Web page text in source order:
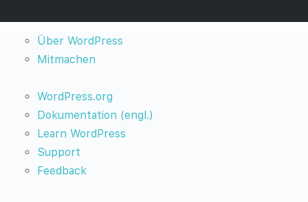
Über
WordPress
Über WordPress
Mitmachen
WordPress.org
Dokumentation (engl.)
Learn WordPress
Support
Feedback